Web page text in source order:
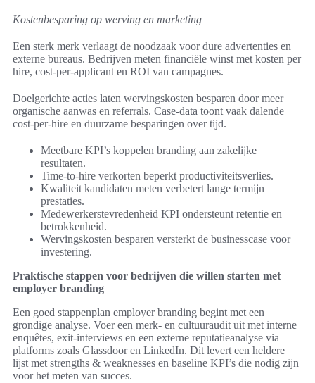
Kostenbesparing op werving en marketing
Een sterk merk verlaagt de noodzaak voor dure advertenties en
externe bureaus. Bedrijven meten financiële winst met kosten per
hire, cost-per-applicant en ROI van campagnes.
Doelgerichte acties laten wervingskosten besparen door meer
organische aanwas en referrals. Case-data toont vaak dalende
cost-per-hire en duurzame besparingen over tijd.
Meetbare KPI’s koppelen branding aan zakelijke
resultaten.
Time-to-hire verkorten beperkt productiviteitsverlies.
Kwaliteit kandidaten meten verbetert lange termijn
prestaties.
Medewerkerstevredenheid KPI ondersteunt retentie en
betrokkenheid.
Wervingskosten besparen versterkt de businesscase voor
investering.
Praktische stappen voor bedrijven die willen starten met
employer branding
Een goed stappenplan employer branding begint met een
grondige analyse. Voer een merk- en cultuuraudit uit met interne
enquêtes, exit-interviews en een externe reputatieanalyse via
platforms zoals Glassdoor en LinkedIn. Dit levert een heldere
lijst met strengths & weaknesses en baseline KPI’s die nodig zijn
voor het meten van succes.